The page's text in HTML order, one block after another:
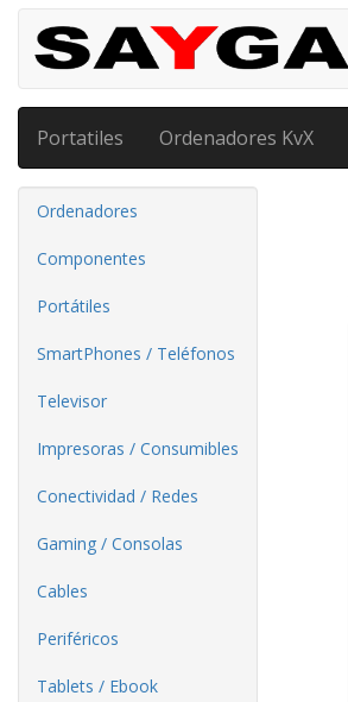
Portatiles Ordenadores KvX
Ordenadores
Componentes
Portátiles
SmartPhones / Teléfonos
Televisor
Impresoras / Consumibles
Conectividad / Redes
Gaming / Consolas
Cables
Periféricos
Tablets / Ebook